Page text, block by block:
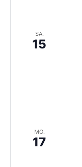
SA.
15
MO.
17